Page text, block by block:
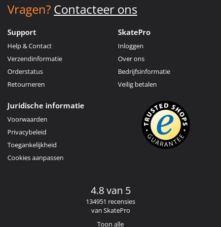
Vragen? Contacteer ons
Support
Help & Contact
Verzendinformatie
Orderstatus
Retourneren
SkatePro
Inloggen
Over ons
Bedrijfsinformatie
Veilig betalen
Juridische informatie
Voorwaarden
Privacybeleid
Toegankelijkheid
Cookies aanpassen
4.8 van 5
134951 recensies
van SkatePro
Toon alle